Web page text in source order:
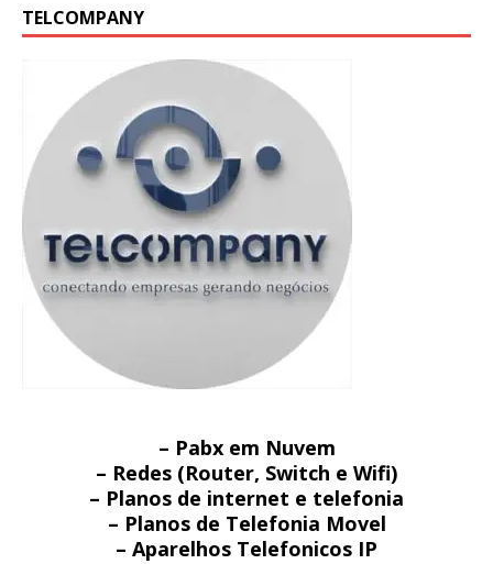
TELCOMPANY
– Pabx em Nuvem
– Redes (Router, Switch e Wifi)
– Planos de internet e telefonia
– Planos de Telefonia Movel
– Aparelhos Telefonicos IP